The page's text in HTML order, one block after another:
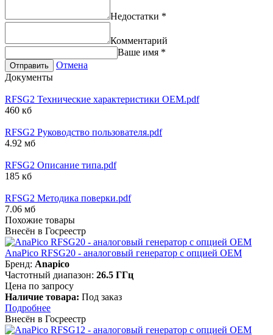
Недостатки *
Комментарий
Ваше имя *
Отправить
Отмена
Документы
RFSG2 Технические характеристики OEM.pdf
460 кб
RFSG2 Руководство пользователя.pdf
4.92 мб
RFSG2 Описание типа.pdf
185 кб
RFSG2 Методика поверки.pdf
7.06 мб
Похожие товары
Внесён в Госреестр
AnaPico RFSG20 - аналоговый генератор с опцией OEM
Бренд: Anapico
Частотный диапазон: 26.5 ГГц
Цена по запросу
Наличие товара: Под заказ
Подробнее
Внесён в Госреестр